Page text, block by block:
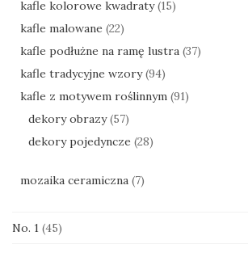
kafle kolorowe kwadraty (15)
kafle malowane (22)
kafle podłużne na ramę lustra (37)
kafle tradycyjne wzory (94)
kafle z motywem roślinnym (91)
dekory obrazy (57)
dekory pojedyncze (28)
mozaika ceramiczna (7)
No. 1 (45)